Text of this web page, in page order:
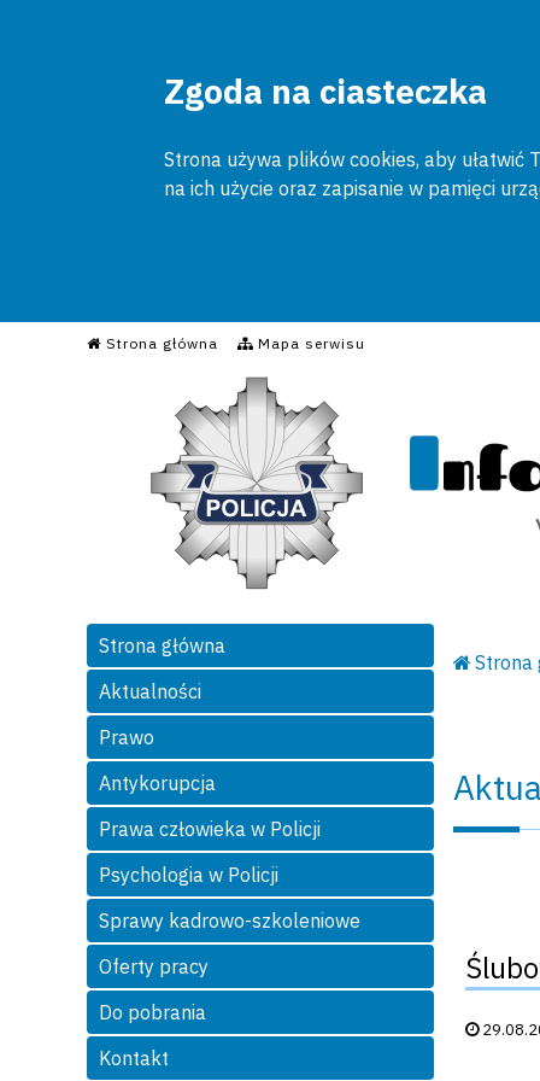
Zgoda na ciasteczka
Strona używa plików cookies, aby
na ich użycie oraz zapisanie w pamięci
Strona główna Mapa serwisu
Informacyjny Serwis
Strona główna
Aktualności
Prawo
Antykorupcja
Prawa człowieka w Policji
Psychologia w Policji
Sprawy kadrowo-szkoleniowe
Oferty pracy
Do pobrania
Kontakt
Strona
Data